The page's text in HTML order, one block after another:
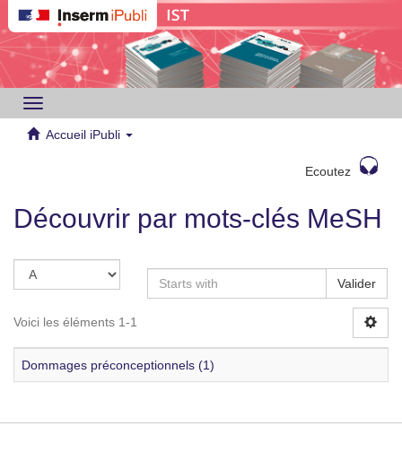
Toggle
navigation
Accueil iPubli
Ecoutez
Découvrir par mots-clés MeSH
Valider
Voici les éléments 1-1
Dommages préconceptionnels (1)